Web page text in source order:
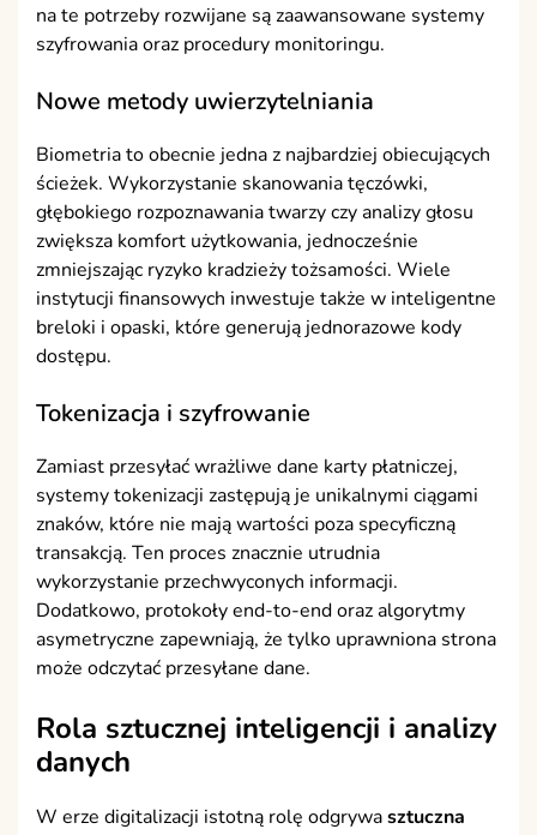
na te potrzeby rozwijane są zaawansowane systemy
szyfrowania oraz procedury monitoringu.
Nowe metody uwierzytelniania
Biometria to obecnie jedna z najbardziej obiecujących
ścieżek. Wykorzystanie skanowania tęczówki,
głębokiego rozpoznawania twarzy czy analizy głosu
zwiększa komfort użytkowania, jednocześnie
zmniejszając ryzyko kradzieży tożsamości. Wiele
instytucji finansowych inwestuje także w inteligentne
breloki i opaski, które generują jednorazowe kody
dostępu.
Tokenizacja i szyfrowanie
Zamiast przesyłać wrażliwe dane karty płatniczej,
systemy tokenizacji zastępują je unikalnymi ciągami
znaków, które nie mają wartości poza specyficzną
transakcją. Ten proces znacznie utrudnia
wykorzystanie przechwyconych informacji.
Dodatkowo, protokoły end-to-end oraz algorytmy
asymetryczne zapewniają, że tylko uprawniona strona
może odczytać przesyłane dane.
Rola sztucznej inteligencji i analizy
danych
W erze digitalizacji istotną rolę odgrywasztuczna